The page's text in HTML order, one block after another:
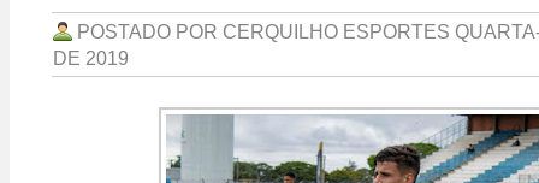
POSTADO POR CERQUILHO ESPORTES
DE 2019